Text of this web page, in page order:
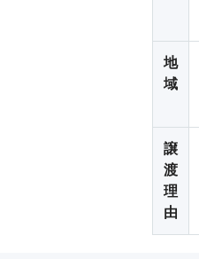
地
域
譲
渡
理
由